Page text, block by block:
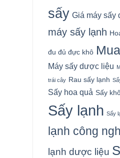
sấy Giá máy sấy
máy sấy lạnh
đu đủ đực khô
Máy sấy dược liệu
trái cây Rau sấy lạnh
Sấy hoa quả Sấy
Sấy lạnh Sấy
lạnh công
lạnh dược liệu